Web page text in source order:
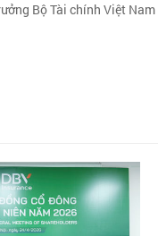
Bộ Tài chính Việt Nam